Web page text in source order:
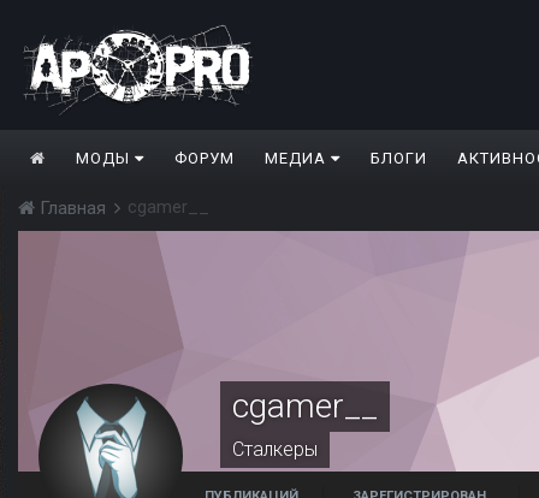
МОДЫ ФОРУМ МЕДИА БЛОГИ
Главная cgamer__
cgamer__
Сталкеры